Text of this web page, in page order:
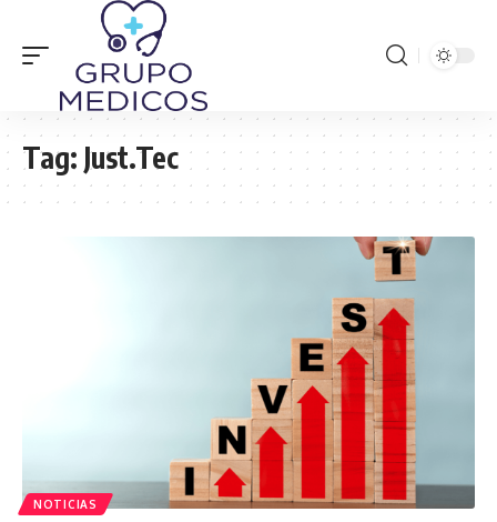
Tag: Just.Tec
NOTICIAS